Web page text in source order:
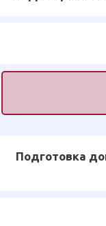
Подготовка